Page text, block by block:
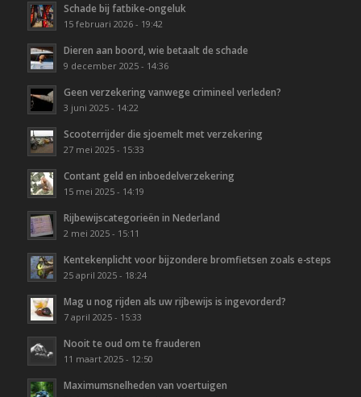
Schade bij fatbike-ongeluk
15 februari 2026 - 19:42
Dieren aan boord, wie betaalt de schade
9 december 2025 - 14:36
Geen verzekering vanwege crimineel verleden?
3 juni 2025 - 14:22
Scooterrijder die sjoemelt met verzekering
27 mei 2025 - 15:33
Contant geld en inboedelverzekering
15 mei 2025 - 14:19
Rijbewijscategorieën in Nederland
2 mei 2025 - 15:11
Kentekenplicht voor bijzondere bromfietsen zoals e-steps
25 april 2025 - 18:24
Mag u nog rijden als uw rijbewijs is ingevorderd?
7 april 2025 - 15:33
Nooit te oud om te frauderen
11 maart 2025 - 12:50
Maximumsnelheden van voertuigen